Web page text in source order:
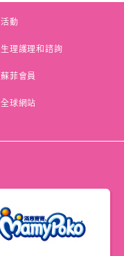
活動
生理護理和諮詢
蘇菲會員
全球網站